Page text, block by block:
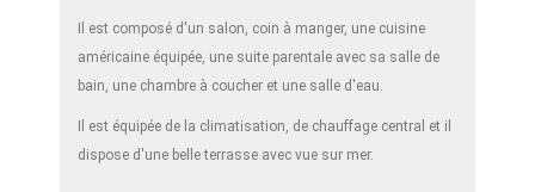
Il est composé d'un salon, coin à manger, une cuisine
américaine équipée, une suite parentale avec sa salle de
bain, une chambre à coucher et une salle d'eau.
Il est équipée de la climatisation, de chauffage central et il
dispose d'une belle terrasse avec vue sur mer.